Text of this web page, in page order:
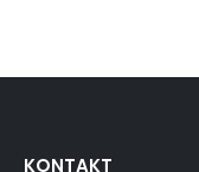
KONTAKT